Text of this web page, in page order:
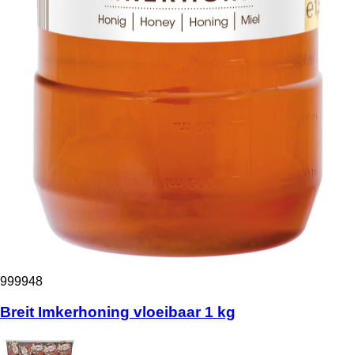
999948
Breit Imkerhoning vloeibaar 1 kg